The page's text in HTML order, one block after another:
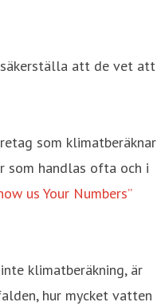
att de vet att
som klimatberäknar
som handlas ofta och i
us Your Numbers”
klimatberäkning, är
hur mycket vatten